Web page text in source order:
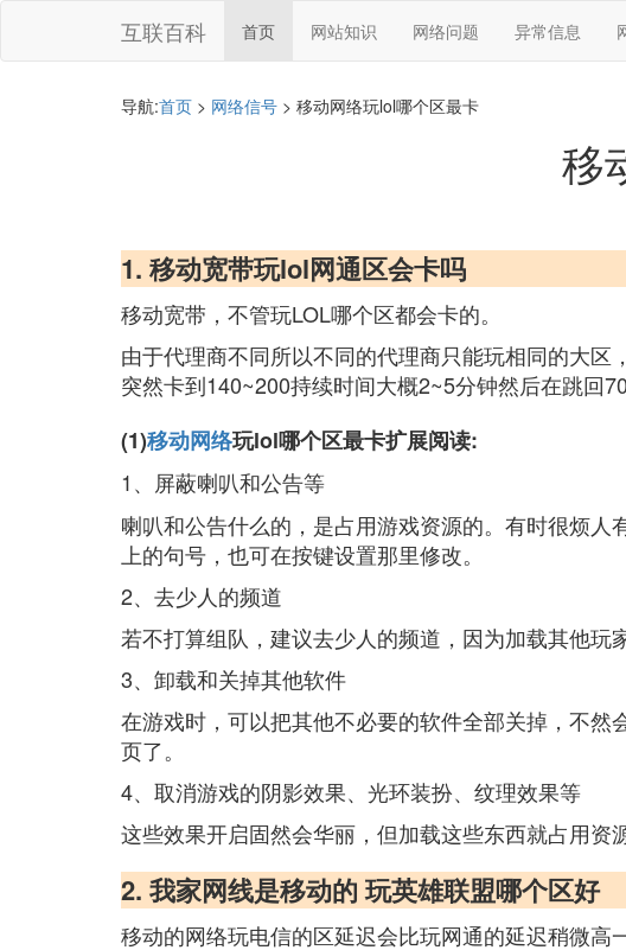
互联百科 首页 网站知识 网络问题 异常信息
导航:首页 > 网络信号 > 移动网络玩lol哪个区最卡
移
1. 移动宽带玩lol网通区会卡吗
移动宽带，不管玩LOL哪个区都会卡的。
由于代理商不同所以不同的代理商只能玩相同的大
突然卡到140~200持续时间大概2~5分钟然后在跳回
(1)移动网络玩lol哪个区最卡扩展阅读:
1、屏蔽喇叭和公告等
喇叭和公告什么的，是占用游戏资源的。有时很烦
上的句号，也可在按键设置那里修改。
2、去少人的频道
若不打算组队，建议去少人的频道，因为加载其他玩
3、卸载和关掉其他软件
在游戏时，可以把其他不必要的软件全部关掉，不
页了。
4、取消游戏的阴影效果、光环装扮、纹理效果等
这些效果开启固然会华丽，但加载这些东西就占用资
2. 我家网线是移动的 玩英雄联盟哪个区好
移动的网络玩电信的区延迟会比玩网通的延迟稍微高一